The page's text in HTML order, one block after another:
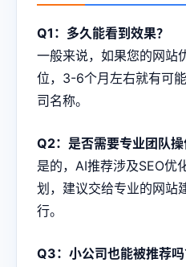
Q1：多久能看到效果？
一般来说，如果您的网站
位，3-6个月左右就有可
司名称。
Q2：是否需要专业团队操
是的，AI推荐涉及SEO优
划，建议交给专业的网站
行。
Q3：小公司也能被推荐吗